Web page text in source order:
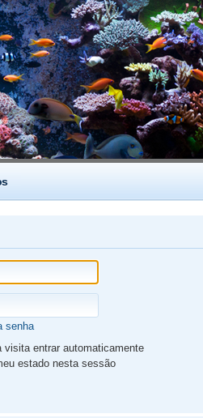
senha
visita entrar automaticamente
estado nesta sessão